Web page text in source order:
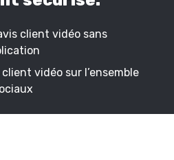
client vidéo sans
vidéo sur l’ensemble